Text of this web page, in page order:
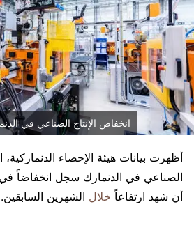
انخفاض الإنتاج الصناعي في
أظهرت بيانات هيئة الإحصاء الدنماركية،
الصناعي في الدنمارك سجل انخفاضاً
أن شهد ارتفاعاً خلال الشهرين السابقين.